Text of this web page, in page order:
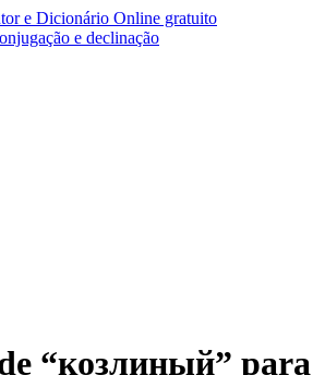
e declinação
“козлиный” para